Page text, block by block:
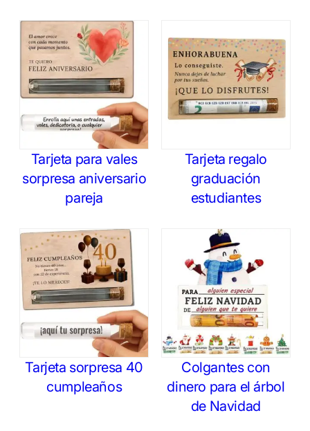
Tarjeta para vales
sorpresa aniversario
pareja
Tarjeta regalo
graduación
estudiantes
Tarjeta sorpresa 40
cumpleaños
Colgantes con
dinero para el árbol
de Navidad